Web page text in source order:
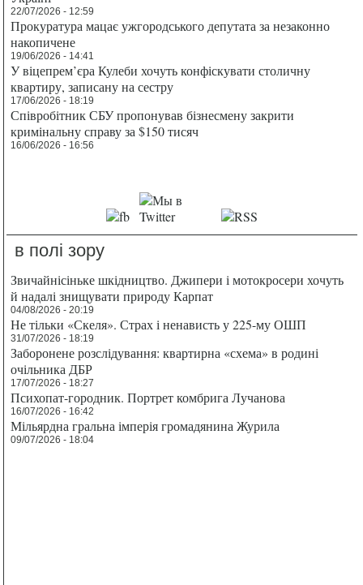
22/07/2026 - 12:59
Прокуратура мацає ужгородського депутата за незаконно
накопичене
19/06/2026 - 14:41
У віцепрем’єра Кулеби хочуть конфіскувати столичну
квартиру, записану на сестру
17/06/2026 - 18:19
Співробітник СБУ пропонував бізнесмену закрити
кримінальну справу за $150 тисяч
16/06/2026 - 16:56
в полі зору
Звичайнісіньке шкідництво. Джипери і мотокросери хочуть
й надалі знищувати природу Карпат
04/08/2026 - 20:19
Не тільки «Скеля». Страх і ненависть у 225-му ОШП
31/07/2026 - 18:19
Заборонене розслідування: квартирна «схема» в родині
очільника ДБР
17/07/2026 - 18:27
Психопат-городник. Портрет комбрига Лучанова
16/07/2026 - 16:42
Мільярдна гральна імперія громадянина Журила
09/07/2026 - 18:04